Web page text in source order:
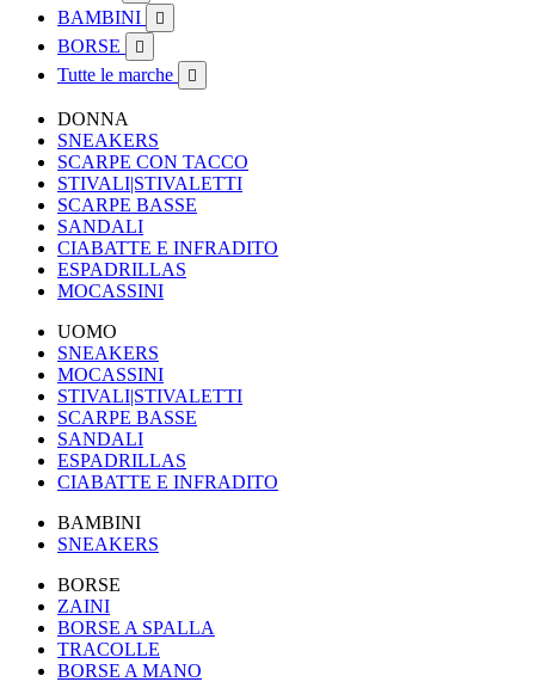
BAMBINI 
BORSE 
Tutte le marche 
DONNA
SNEAKERS
SCARPE CON TACCO
STIVALI|STIVALETTI
SCARPE BASSE
SANDALI
CIABATTE E INFRADITO
ESPADRILLAS
MOCASSINI
UOMO
SNEAKERS
MOCASSINI
STIVALI|STIVALETTI
SCARPE BASSE
SANDALI
ESPADRILLAS
CIABATTE E INFRADITO
BAMBINI
SNEAKERS
BORSE
ZAINI
BORSE A SPALLA
TRACOLLE
BORSE A MANO